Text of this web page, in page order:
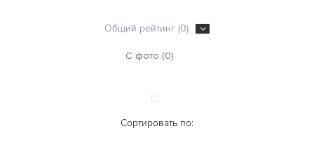
Общий рейтинг (0)
С фото (0)
Сортировать по: